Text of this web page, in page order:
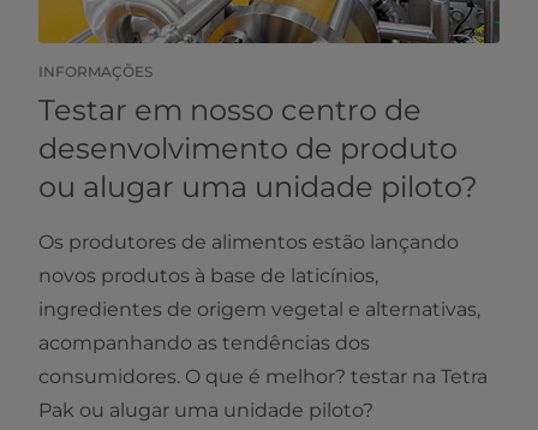
INFORMAÇÕES
Testar em nosso centro de
desenvolvimento de produto
ou alugar uma unidade piloto?
Os produtores de alimentos estão lançando
novos produtos à base de laticínios,
ingredientes de origem vegetal e alternativas,
acompanhando as tendências dos
consumidores. O que é melhor? testar na Tetra
Pak ou alugar uma unidade piloto?